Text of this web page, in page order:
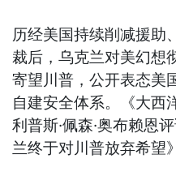
历经美国持续削减援助
裁后，乌克兰对美幻想
寄望川普，公开表态美
自建安全体系。《大西
利普斯·佩森·奥布赖恩
兰终于对川普放弃希望